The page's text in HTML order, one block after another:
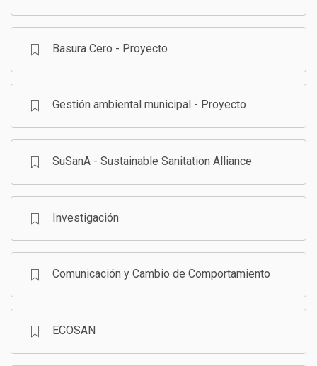
Basura Cero - Proyecto
Gestión ambiental municipal - Proyecto
SuSanA - Sustainable Sanitation Alliance
Investigación
Comunicación y Cambio de Comportamiento
ECOSAN